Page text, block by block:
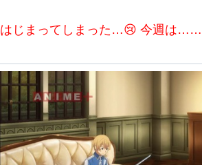
はじまってしまった…😢 今週は